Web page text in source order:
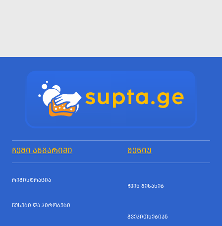
ᲩᲔᲛᲘ ᲐᲜᲒᲐᲠᲘᲨᲘ ᲛᲔᲜᲘᲣ
ᲠᲔᲒᲘᲡᲢᲠᲐᲪᲘᲐ
ᲬᲔᲡᲔᲑᲘ ᲓᲐ ᲞᲘᲠᲝᲑᲔᲑᲘ
ᲩᲕᲔᲜ ᲨᲔᲡᲐᲮᲔᲑ
ᲒᲕᲔᲙᲘᲗᲮᲔᲑᲘᲐᲜ